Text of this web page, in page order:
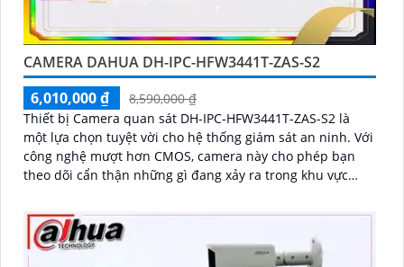
CAMERA DAHUA DH-IPC-HFW3441T-ZAS-S2
6,010,000 ₫
8,590,000 ₫
Thiết bị Camera quan sát DH-IPC-HFW3441T-ZAS-S2 là
một lựa chọn tuyệt vời cho hệ thống giám sát an ninh. Với
công nghệ mượt hơn CMOS, camera này cho phép bạn
theo dõi cẩn thận những gì đang xảy ra trong khu vực